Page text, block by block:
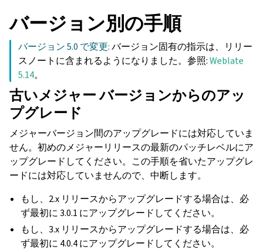
バージョン別の手順
バージョン 5.0 で変更:バージョン固有の指示は、リリー
スノートに含まれるようになりました。参照:Weblate
5.14。
古いメジャー バージョンからのアッ
プグレード
メジャーバージョン間のアップグレードには対応していま
せん。初めのメジャーリリースの最新のパッチレベルにア
ップグレードしてください。この手順を省いたアップグレ
ードには対応していませんので、中断します。
もし、2.x リリースからアップグレードする場合は、必
ず最初に 3.0.1 にアップグレードしてください。
もし、3.x リリースからアップグレードする場合は、必
ず最初に 4.0.4 にアップグレードしてください。